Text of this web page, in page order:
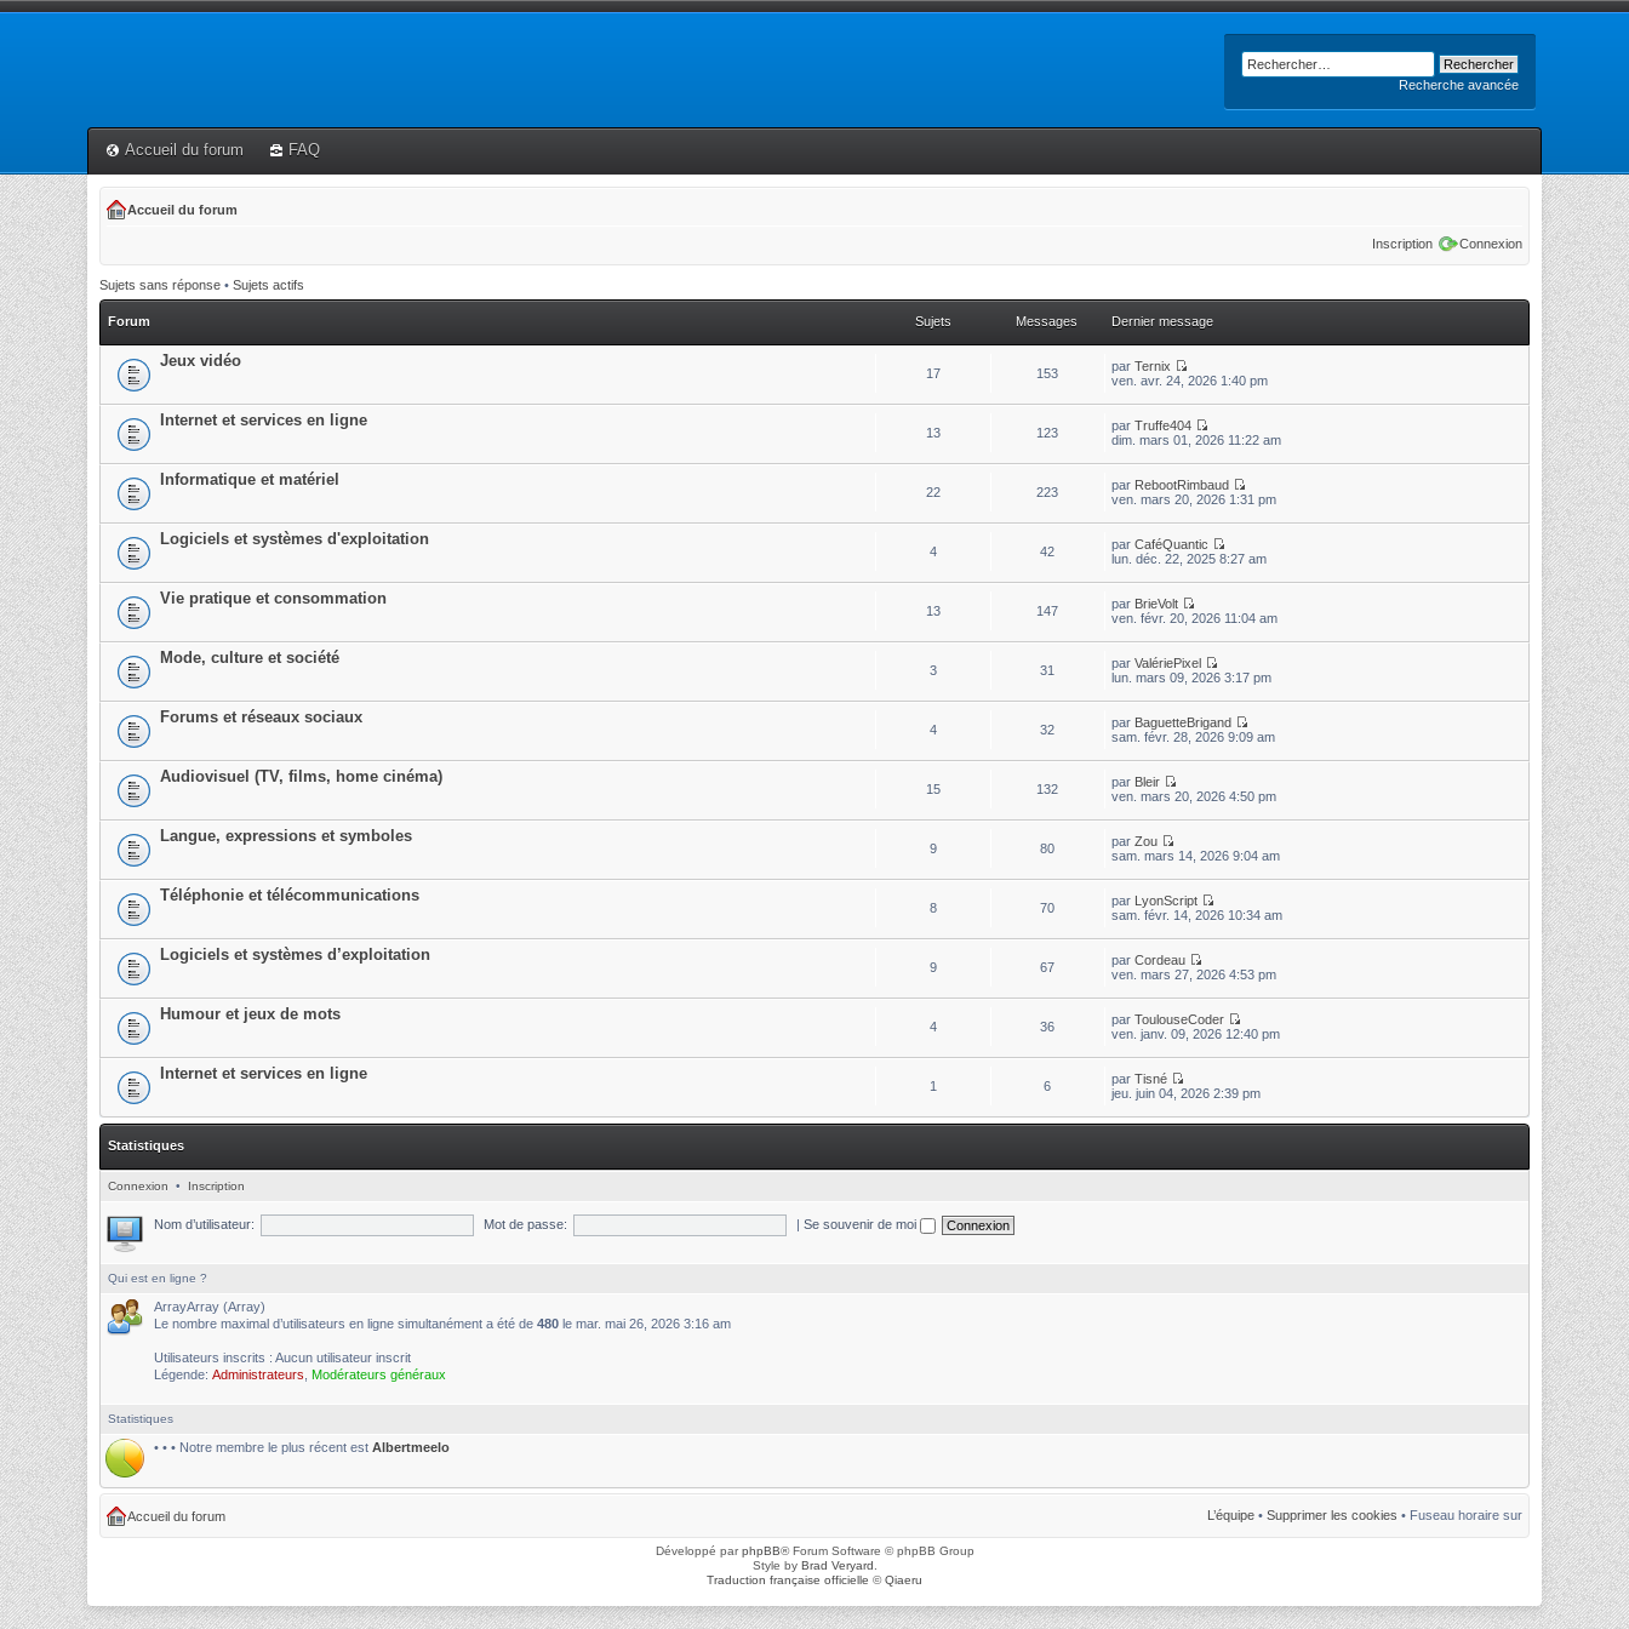
Recherche avancée
Accueil du forum FAQ
Accueil du forum
Inscription Connexion
Sujets sans réponse • Sujets actifs
Forum Sujets Messages Dernier message
Jeux vidéo
17 153 parTernix
ven. avr. 24, 2026 1:40 pm
Internet et services en ligne
13 123 parTruffe404
dim. mars 01, 2026 11:22 am
Informatique et matériel
22 223 par RebootRimbaud
ven. mars 20, 2026 1:31 pm
Logiciels et systèmes d'exploitation
4 42 parCaféQuantic
lun. déc. 22, 2025 8:27 am
Vie pratique et consommation
13 147 par BrieVolt
ven. févr. 20, 2026 11:04 am
Mode, culture et société
3 31 parValériePixel
lun. mars 09, 2026 3:17 pm
Forums et réseaux sociaux
4 32 par BaguetteBrigand
sam. févr. 28, 2026 9:09 am
Audiovisuel (TV, films, home cinéma)
15 132 par Bleir
ven. mars 20, 2026 4:50 pm
Langue, expressions et symboles
9 80 parZou
sam. mars 14, 2026 9:04 am
Téléphonie et télécommunications
8 70 par LyonScript
sam. févr. 14, 2026 10:34 am
Logiciels et systèmes d’exploitation
9 67 parCordeau
ven. mars 27, 2026 4:53 pm
Humour et jeux de mots
4 36 parToulouseCoder
ven. janv. 09, 2026 12:40 pm
Internet et services en ligne
1 6 parTisné
jeu. juin 04, 2026 2:39 pm
Statistiques
Connexion • Inscription
Nom d’utilisateur: Mot de passe: |Se souvenir de moi
Qui est en ligne ?
ArrayArray (Array)
Le nombre maximal d’utilisateurs en ligne simultanément a été de 480 le mar. mai 26, 2026 3:16 am
Utilisateurs inscrits : Aucun utilisateur inscrit
Légende: Administrateurs Modérateurs généraux
Statistiques
• • • Notre membre le plus récent est Albertmeelo
Accueil du forum L’équipe • Supprimer les cookies • Fuseau horaire sur
Développé parphpBB® Forum Software © phpBB Group
Style by Brad Veryard
Traduction française officielle ©Qiaeru